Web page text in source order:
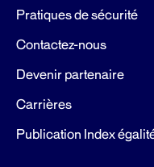
Pratiques de sécurité
Contactez-nous
Devenir partenaire
Carrières
Publication Index